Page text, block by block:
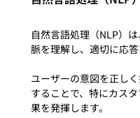
自然言語処理（NLP）
脈を理解し、適切に応
ユーザーの意図を正し
することで、特にカス